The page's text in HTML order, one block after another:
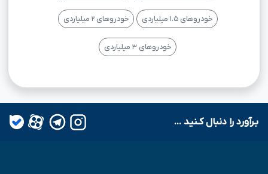
خودروهای ۱.۵ میلیاردی خودروهای ۲ میلیاردی
خودروهای ۳ میلیاردی
بـرآورد را دنبال کـنید ...